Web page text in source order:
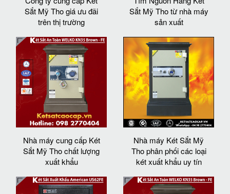
Sắt Mỹ Tho giá ưu đãi
trên thị trường
Sắt Mỹ Tho từ nhà máy
sản xuất
Nhà máy cung cấp Két
Sắt Mỹ Tho chất lượng
xuất khẩu
Nhà máy Két Sắt Mỹ
Tho phân phối các loại
két xuất khẩu uy tín